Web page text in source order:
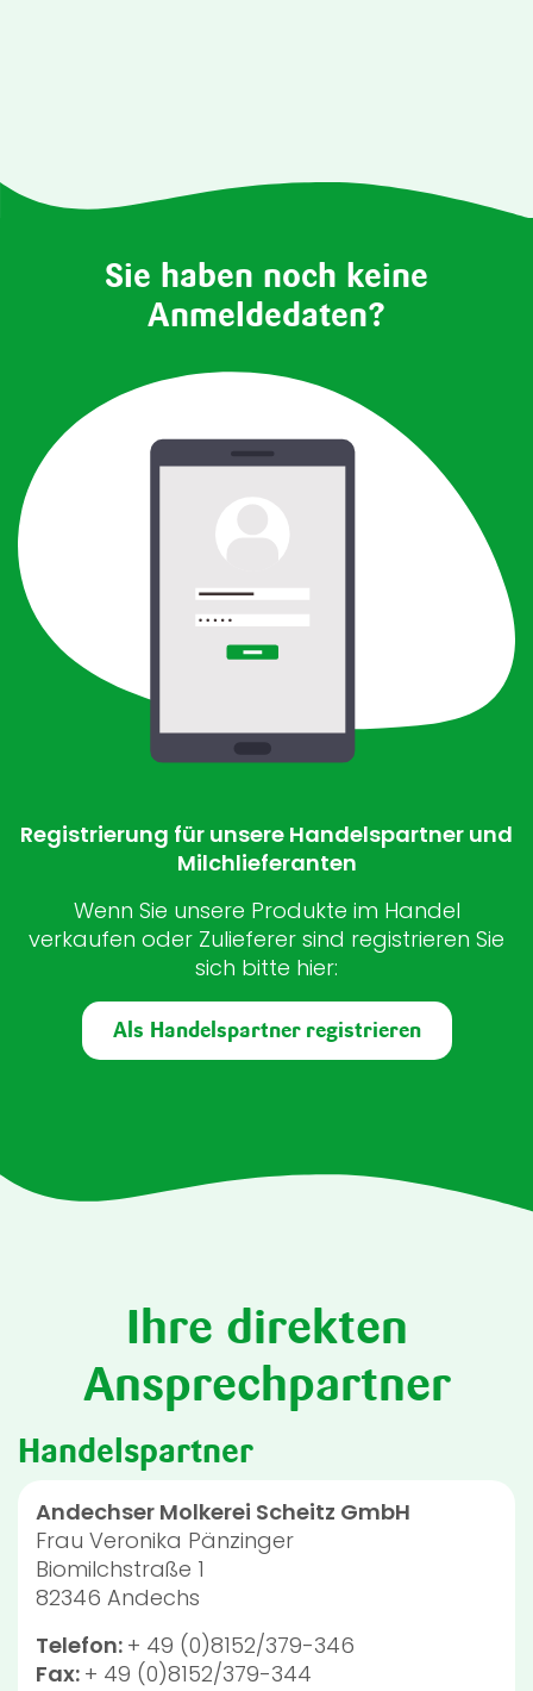
Sie haben noch keine
Anmeldedaten?
Registrierung für unsere Handelspartner und
Milchlieferanten
Wenn Sie unsere Produkte im Handel
verkaufen oder Zulieferer sind registrieren Sie
sich bitte hier:
Als Handelspartner registrieren
Ihre direkten
Ansprechpartner
Handelspartner
Andechser Molkerei Scheitz GmbH
Frau Veronika Pänzinger
Biomilchstraße 1
82346 Andechs
Telefon: + 49 (0)8152/379-346
Fax: + 49 (0)8152/379-344